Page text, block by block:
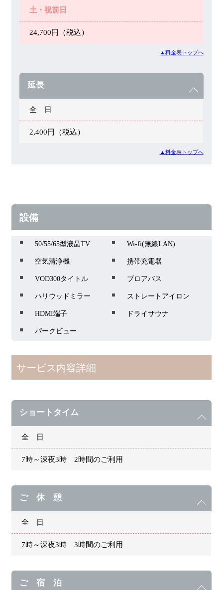
土・祝前日
24,700円（税込）
▲料金表トップへ
延長
全 日
2,400円（税込）
▲料金表トップへ
サービス内容詳細
ショートタイム
全 日
7時～深夜3時 2時間のご利用
ご 休 憩
全 日
7時～深夜3時 3時間のご利用
ご 宿 泊
設備
50/55/65型液晶TV Wi-fi(無線LAN)
空気清浄機 携帯充電器
VOD300タイトル ブロアバス
ハリウッドミラー ストレートアイロン
HDMI端子 ドライサウナ
パークビュー